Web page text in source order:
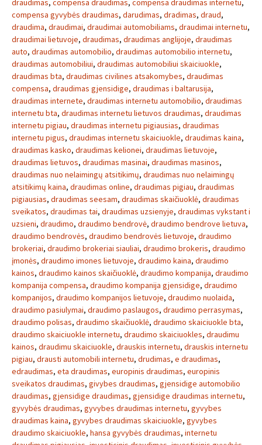
draudimas, compensa draudimas, compensa draudimas internetu,
compensa gyvybės draudimas, darudimas, dradimas, draud,
draudima, draudimai, draudimai automobiliams, draudimai internetu,
draudimai lietuvoje, draudimas, draudimas anglijoje, draudimas
auto, draudimas automobilio, draudimas automobilio internetu,
draudimas automobiliui, draudimas automobiliui skaiciuokle,
draudimas bta, draudimas civilines atsakomybes, draudimas
compensa, draudimas gjensidige, draudimas i baltarusija,
draudimas internete, draudimas internetu automobilio, draudimas
internetu bta, draudimas internetu lietuvos draudimas, draudimas
internetu pigiau, draudimas internetu pigiausias, draudimas
internetu pigus, draudimas internetu skaiciuokle, draudimas kaina,
draudimas kasko, draudimas kelionei, draudimas lietuvoje,
draudimas lietuvos, draudimas masinai, draudimas masinos,
draudimas nuo nelaimingų atsitikimų, draudimas nuo nelaimingų
atsitikimų kaina, draudimas online, draudimas pigiau, draudimas
pigiausias, draudimas seesam, draudimas skaičiuoklė, draudimas
sveikatos, draudimas tai, draudimas uzsienyje, draudimas vykstant i
uzsieni, draudimo, draudimo bendrovė, draudimo bendrove lietuva,
draudimo bendrovės, draudimo bendrovės lietuvoje, draudimo
brokeriai, draudimo brokeriai siauliai, draudimo brokeris, draudimo
įmonės, draudimo imones lietuvoje, draudimo kaina, draudimo
kainos, draudimo kainos skaičiuoklė, draudimo kompanija, draudimo
kompanija compensa, draudimo kompanija gjensidige, draudimo
kompanijos, draudimo kompanijos lietuvoje, draudimo nuolaida,
draudimo pasiulymai, draudimo paslaugos, draudimo perrasymas,
draudimo polisas, draudimo skaičiuoklė, draudimo skaiciuokle bta,
draudimo skaiciuokle internetu, draudimo skaiciuokles, draudimu
kainos, draudimu skaiciuokle, drauskis internetu, drauskis internetu
pigiau, drausti automobili internetu, drudimas, e draudimas,
edraudimas, eta draudimas, europinis draudimas, europinis
sveikatos draudimas, givybes draudimas, gjensidige automobilio
draudimas, gjensidige draudimas, gjensidige draudimas internetu,
gyvybės draudimas, gyvybes draudimas internetu, gyvybes
draudimas kaina, gyvybes draudimas skaiciuokle, gyvybes
draudimo skaiciuokle, hansa gyvybės draudimas, internetu